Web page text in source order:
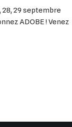
28, 29 septembre
ADOBE ! Venez